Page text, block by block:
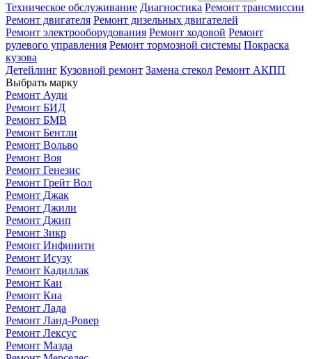
Техническое обслуживание Диагностика Ремонт трансмиссии
Ремонт двигателя Ремонт дизельных двигателей
Ремонт электрооборудования Ремонт ходовой Ремонт
рулевого управления Ремонт тормозной системы Покраска
кузова
Детейлинг Кузовной ремонт Замена стекол Ремонт АКПП
Выбрать марку
Ремонт Ауди
Ремонт БИД
Ремонт БМВ
Ремонт Бентли
Ремонт Вольво
Ремонт Воя
Ремонт Генезис
Ремонт Грейт Вол
Ремонт Джак
Ремонт Джили
Ремонт Джип
Ремонт Зикр
Ремонт Инфинити
Ремонт Исузу
Ремонт Кадиллак
Ремонт Каи
Ремонт Киа
Ремонт Лада
Ремонт Ланд-Ровер
Ремонт Лексус
Ремонт Мазда